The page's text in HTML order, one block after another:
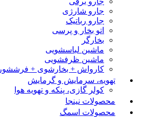
جارو شارژی
جارو رباتیک
اتو بخار و پرسی
بخارگر
ماشین لباسشویی
ماشین ظرفشویی
کارواش + بخارشوی + فرششور
تهویه، سرمایش و گرمایش
کولر گازی، پنکه و تهویه هوا
محصولات نینجا
محصولات اسمگ